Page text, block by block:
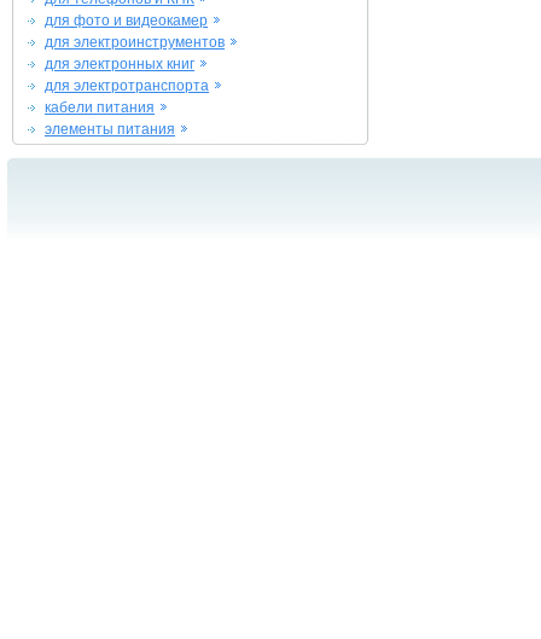
для фото и видеокамер
для электроинструментов
для электронных книг
для электротранспорта
кабели питания
элементы питания